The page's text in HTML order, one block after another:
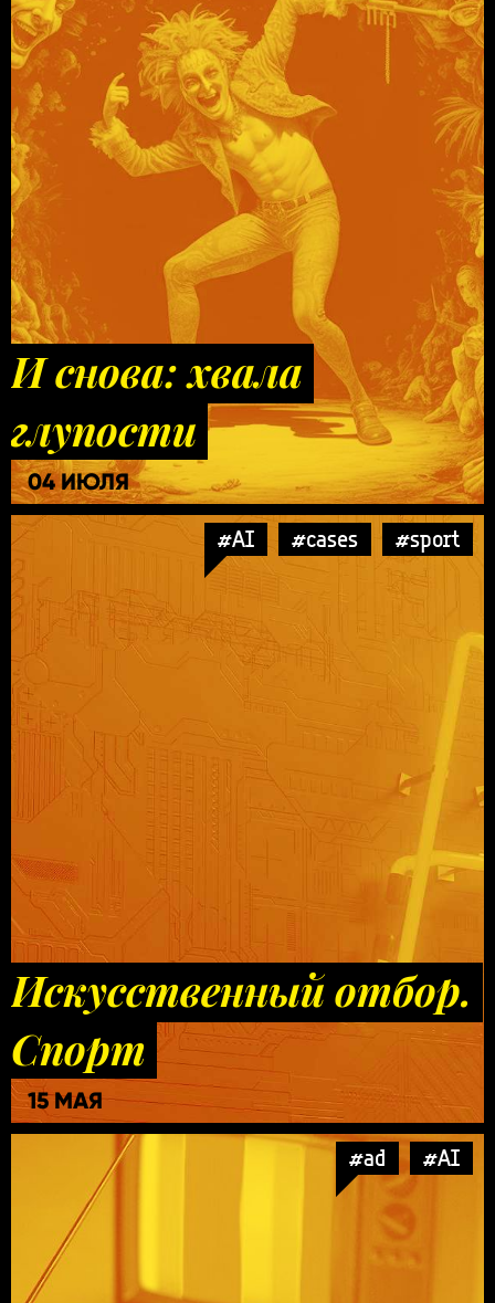
И снова: хвала
глупости
04 ИЮЛЯ
#AI #cases #sport
Искусственный отбор.
Спорт
15 МАЯ
#ad #AI